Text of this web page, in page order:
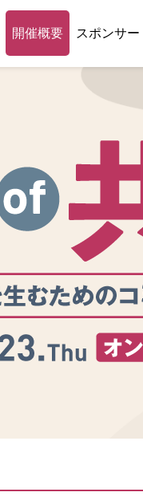
開催概要 スポンサー